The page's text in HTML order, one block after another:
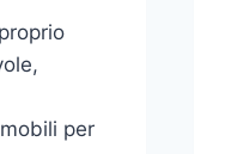
per